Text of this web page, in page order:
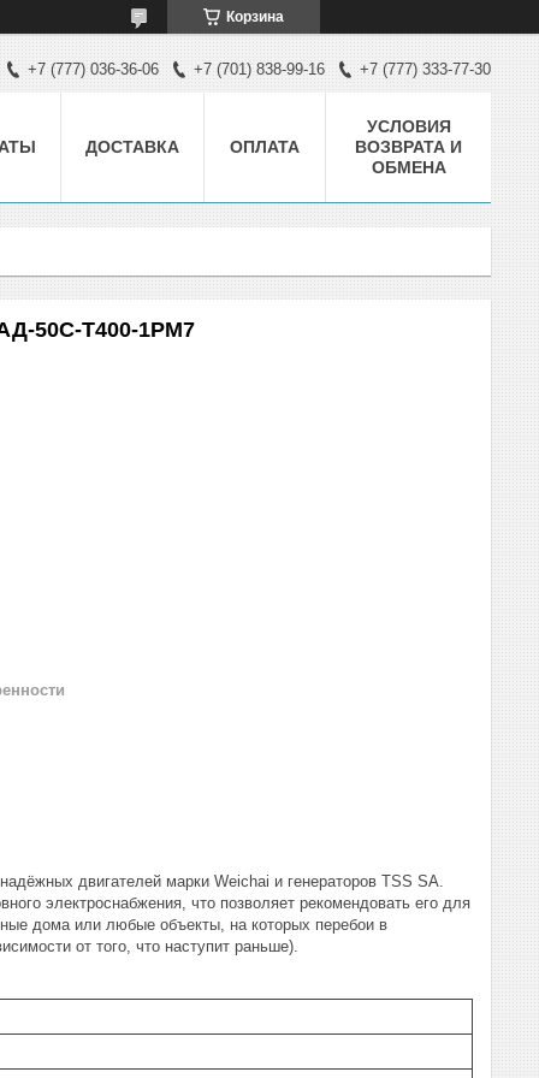
Корзина
+7 (777) 036-36-06 +7 (701) 838-99-16 +7 (777) 333-77-30
ДОСТАВКА ОПЛАТА
УСЛОВИЯ
ВОЗВРАТА И
ОБМЕНА
50С-Т400-1РМ7
двигателей марки Weichai и генераторов TSS SA.
электроснабжения, что позволяет рекомендовать его для
дома или любые объекты, на которых перебои в
от того, что наступит раньше).